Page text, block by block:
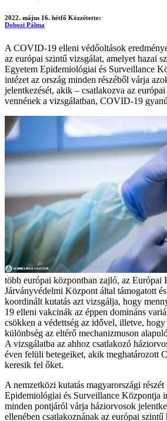
2022. május 16. hétfő Közzétette:
Dobozi Pálma
A COVID-19 elleni védőoltások
az európai szintű vizsgálat, amelyet hazai
Egyetem Epidemiológiai és Surveillance
intézet az ország minden részéből várja
jelentkezését, akik – csatlakozva az
vennének a vizsgálatban, COVID-19
több európai központban zajló, az Európai
Járványvédelmi Központ által támogatott
koordinált kutatás azt vizsgálja, hogy
19 elleni vakcinák az éppen domináns
csökken a védettség az idővel, illetve,
különbség az eltérő mechanizmuson
A vizsgálatba az ahhoz csatlakozó
éven felüli betegeiket, akik meghatározott
keresik fel őket.
A nemzetközi kutatás magyarországi
Epidemiológiai és Surveillance Központja
minden pontjáról várja háziorvosok
ellenében csatlakoznának az európai szintű